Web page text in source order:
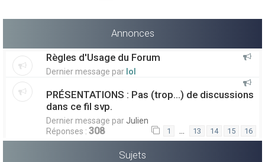
Annonces
Règles d'Usage du Forum
Dernier message par lol
PRÉSENTATIONS : Pas (trop...) de discussions
dans ce fil svp.
Dernier message par Julien
Réponses : 308 1 … 13 14 15 16
Sujets